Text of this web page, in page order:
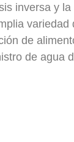
inversa y la
de
de agua